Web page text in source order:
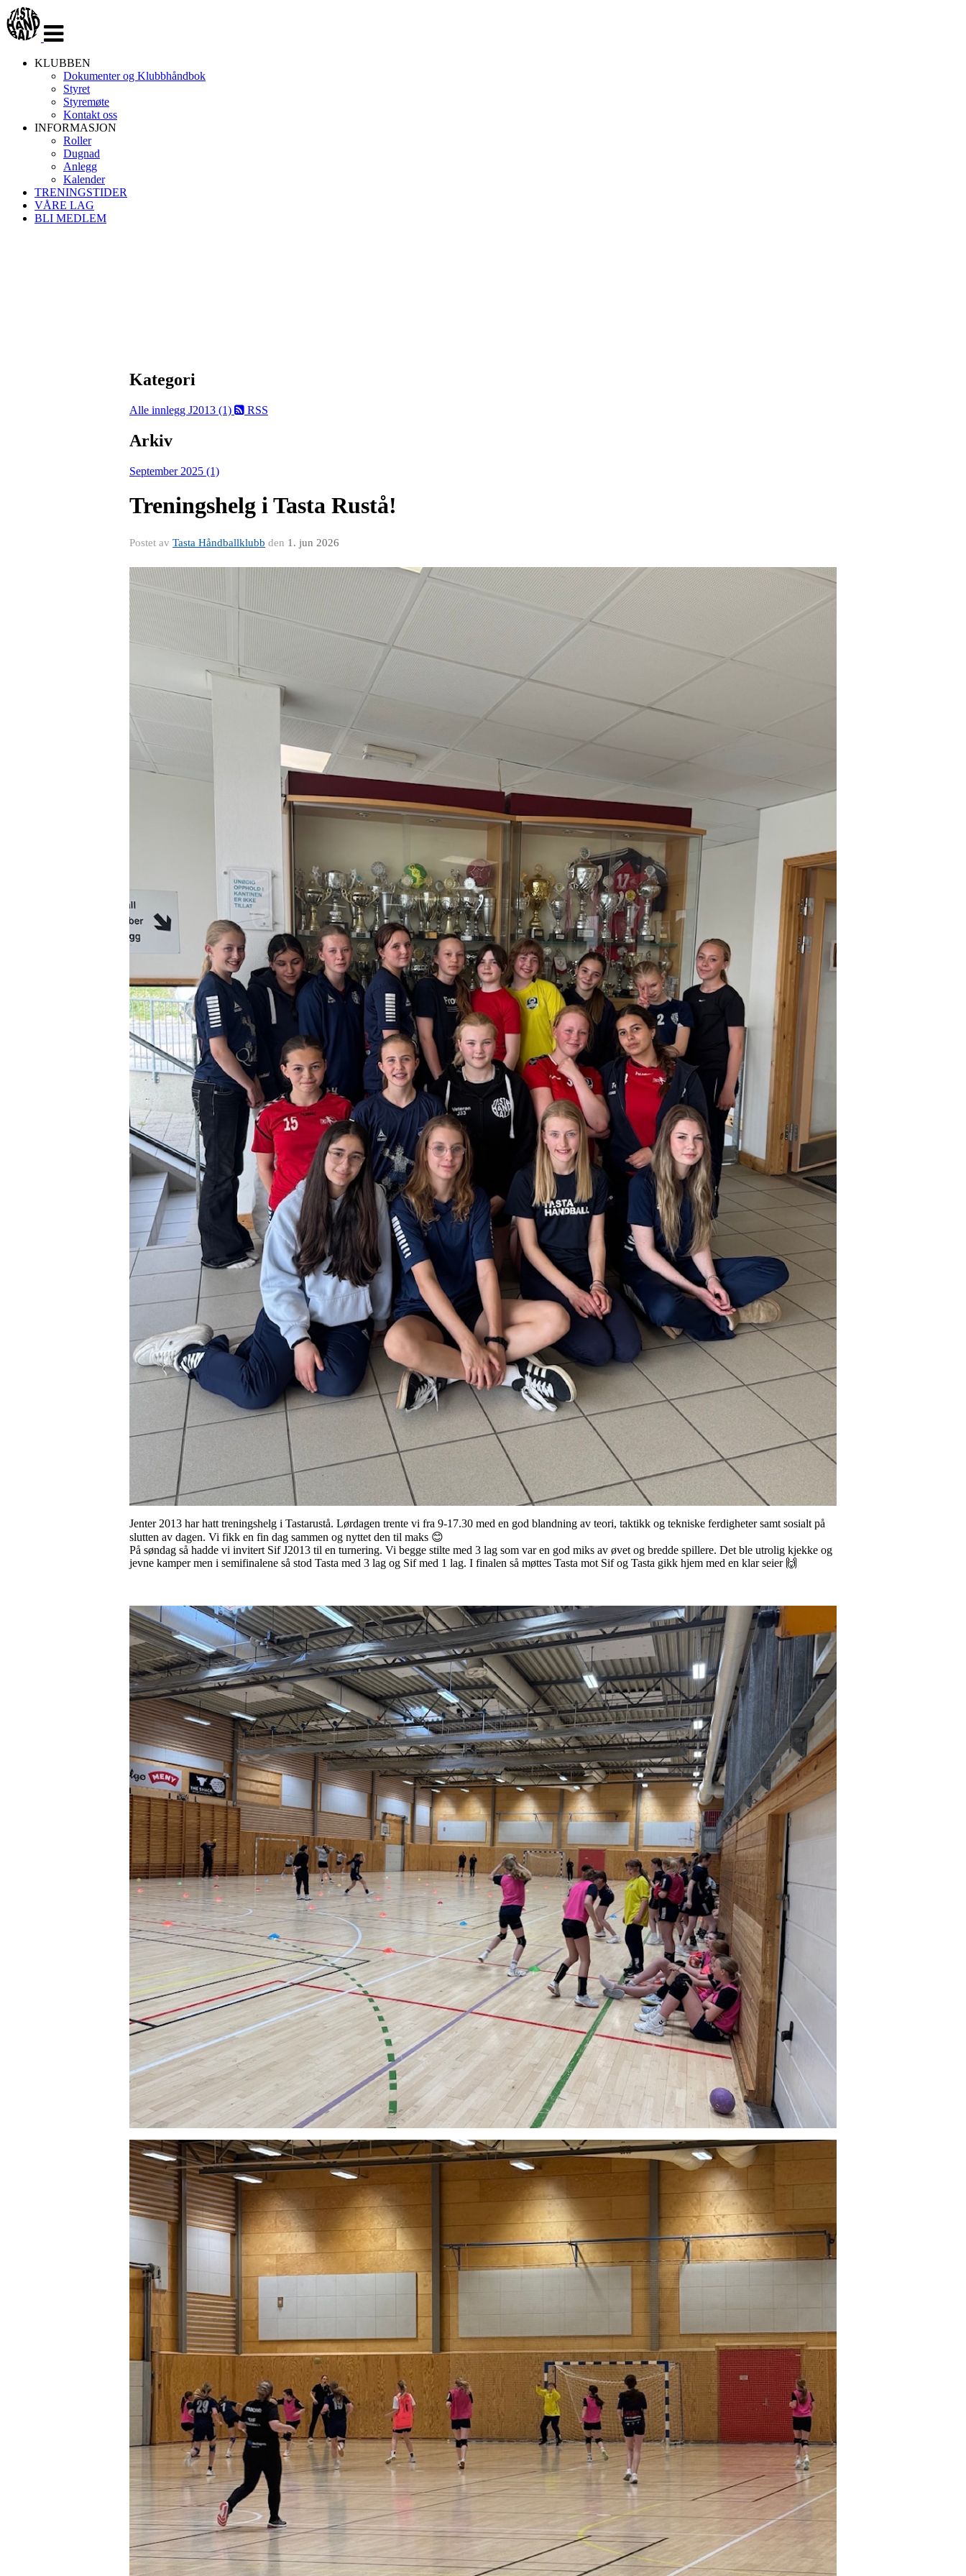
navigasjon
KLUBBEN
Dokumenter og Klubbhåndbok
Styret
Styremøte
Kontakt oss
INFORMASJON
Roller
Dugnad
Anlegg
Kalender
TRENINGSTIDER
VÅRE LAG
BLI MEDLEM
Kategori
Alle innlegg J2013 (1) RSS
Arkiv
September 2025 (1)
Treningshelg i Tasta Rustå!
Postet av Tasta Håndballklubb den 1. jun 2026
Jenter 2013 har hatt treningshelg i Tastarustå. Lørdagen trente vi fra 9-17.30 med en god blandning av teori, taktikk og tekniske ferdigheter samt sosialt på
slutten av dagen. Vi fikk en fin dag sammen og nyttet den til maks 😊
På søndag så hadde vi invitert Sif J2013 til en turnering. Vi begge stilte med 3 lag som var en god miks av øvet og bredde spillere. Det ble utrolig kjekke og
jevne kamper men i semifinalene så stod Tasta med 3 lag og Sif med 1 lag. I finalen så møttes Tasta mot Sif og Tasta gikk hjem med en klar seier 🙌